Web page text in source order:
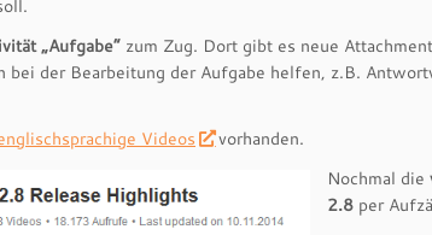
„Aufgabe“ zum Zug. Dort gibt es neue
bei der Bearbeitung der Aufgabe helfen, z.B.
Videos vorhanden.
Nochmal die
2.8 per